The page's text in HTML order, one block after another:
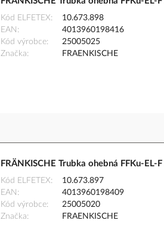
Kód ELFETEX
10.673.898
EAN
4013960198416
Kód výrobce
25005025
Značka
FRAENKISCHE
FRÄNKISCHE Trubka ohebná FFKu-
Kód ELFETEX
10.673.897
EAN
4013960198409
Kód výrobce
25005020
Značka
FRAENKISCHE